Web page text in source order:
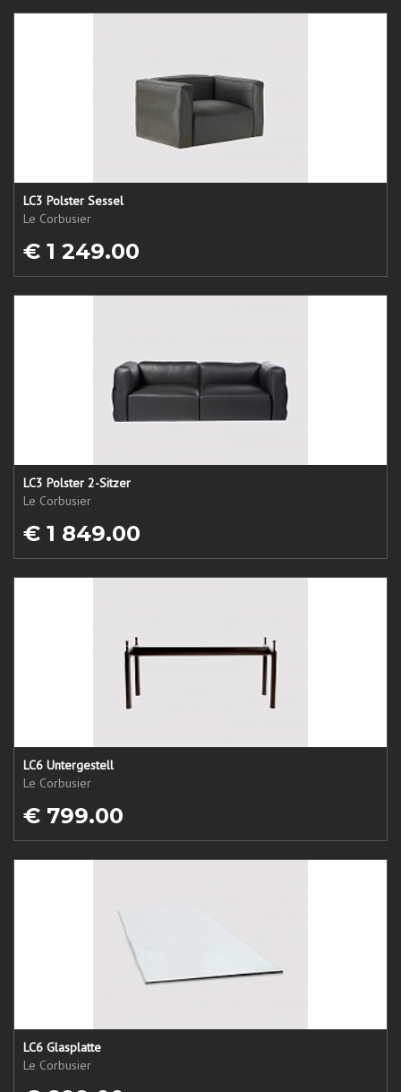
LC3 Polster Sessel
Le Corbusier
€ 1 249.00
LC3 Polster 2-Sitzer
Le Corbusier
€ 1 849.00
LC6 Untergestell
Le Corbusier
€ 799.00
LC6 Glasplatte
Le Corbusier